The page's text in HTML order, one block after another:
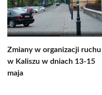
Zmiany w organizacji ruchu
w Kaliszu w dniach 13-15
maja